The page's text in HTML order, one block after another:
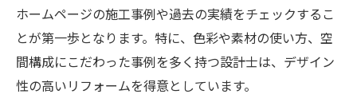
ホームページの施工事例や過去の実績をチェックするこ
とが第一歩となります。特に、色彩や素材の使い方、空
間構成にこだわった事例を多く持つ設計士は、デザイン
性の高いリフォームを得意としています。